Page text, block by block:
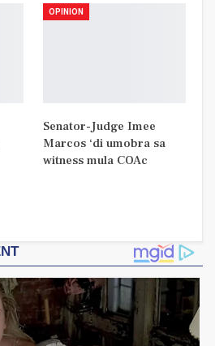
OPINION
Senator-Judge Imee
Marcos ‘di umobra sa
witness mula COAc